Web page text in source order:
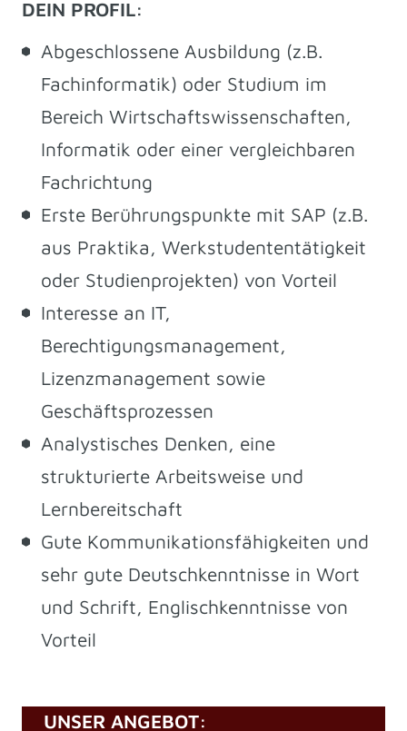
DEIN PROFIL:
Abgeschlossene Ausbildung (z.B.
Fachinformatik) oder Studium im
Bereich Wirtschaftswissenschaften,
Informatik oder einer vergleichbaren
Fachrichtung
Erste Berührungspunkte mit SAP (z.B.
aus Praktika, Werkstudententätigkeit
oder Studienprojekten) von Vorteil
Interesse an IT,
Berechtigungsmanagement,
Lizenzmanagement sowie
Geschäftsprozessen
Analystisches Denken, eine
strukturierte Arbeitsweise und
Lernbereitschaft
Gute Kommunikationsfähigkeiten und
sehr gute Deutschkenntnisse in Wort
und Schrift, Englischkenntnisse von
Vorteil
UNSER ANGEBOT: